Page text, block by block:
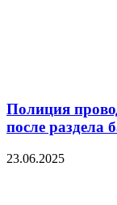
Полиция
после раздела
23.06.2025